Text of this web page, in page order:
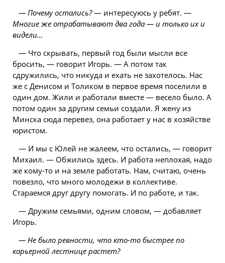
— Почему остались?— интересуюсь у ребят. —
Многие же отрабатывают два года — и только их и
видели...
— Что скрывать, первый год были мысли все
бросить, — говорит Игорь. — А потом так
сдружились, что никуда и ехать не захотелось. Нас
же с Денисом и Толиком в первое время поселили в
один дом. Жили и работали вместе — весело было. А
потом один за другим семьи создали. Я жену из
Минска сюда перевез, она работает у нас в хозяйстве
юристом.
— И мы с Юлей не жалеем, что остались, — говорит
Михаил. — Обжились здесь. И работа неплохая, надо
же кому-то и на земле работать. Нам, считаю, очень
повезло, что много молодежи в коллективе.
Стараемся друг другу помогать. И по работе, и так.
— Дружим семьями, одним словом, — добавляет
Игорь.
— Не было ревности, что кто-то быстрее по
карьерной лестнице растет?